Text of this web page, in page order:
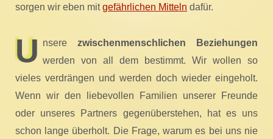
sorgen wir eben mitgefährlichen Mitteln dafür.
U nsere zwischenmenschlichen Beziehungen
werden von all dem bestimmt. Wir wollen so
vieles verdrängen und werden doch wieder eingeholt.
Wenn wir den liebevollen Familien unserer Freunde
oder unseres Partners gegenüberstehen, hat es uns
schon lange überholt. Die Frage, warum es bei uns nie